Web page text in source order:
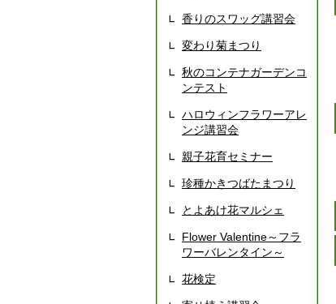
香りのスワッグ講習会
変わり菊まつり
秋のコンテナガーデンコ
ンテスト
ハロウィンフラワーアレ
ンジ講習会
親子花育セミナー
珍種かきつばたまつり
とよあけ花マルシェ
Flower Valentine～フラ
ワーバレンタイン～
花検定